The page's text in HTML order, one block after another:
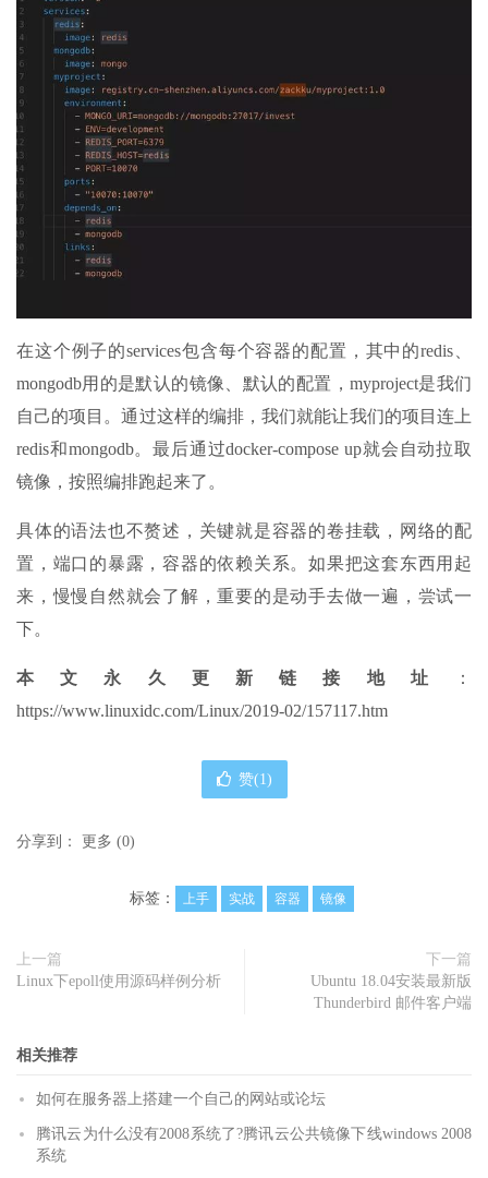
在这个例子的services包含每个容器的配置，其中的redis、
mongodb用的是默认的镜像、默认的配置，myproject是我们
自己的项目。通过这样的编排，我们就能让我们的项目连上
redis和mongodb。最后通过docker-compose up就会自动拉取
镜像，按照编排跑起来了。
具体的语法也不赘述，关键就是容器的卷挂载，网络的配
置，端口的暴露，容器的依赖关系。如果把这套东西用起
来，慢慢自然就会了解，重要的是动手去做一遍，尝试一
下。
本文永久更新链接地址
：
https://www.linuxidc.com/Linux/2019-02/157117.htm
赞(1)
分享到： 更多 (0)
标签： 上手 实战 容器 镜像
上一篇
Linux下epoll使用源码样例分析
下一篇
Ubuntu 18.04安装最新版
Thunderbird 邮件客户端
相关推荐
如何在服务器上搭建一个自己的网站或论坛
腾讯云为什么没有2008系统了?腾讯云公共镜像下线windows 2008
系统